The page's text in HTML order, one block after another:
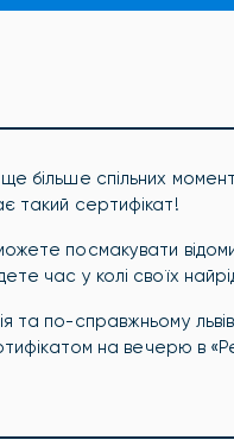
більше спільних
такий сертифікат!
посмакувати
час у колі своїх
та по-справжньому
на вечерю в